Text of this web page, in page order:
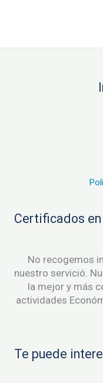
Certificados
No recogemos
nuestro servició.
la mejor y más
actividades
Te puede